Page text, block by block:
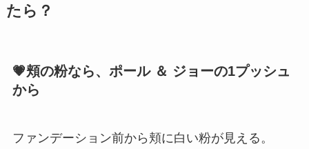
たら？
💗頬の粉なら、ポール ＆ ジョーの1プッシュ
から
ファンデーション前から頬に白い粉が見える。